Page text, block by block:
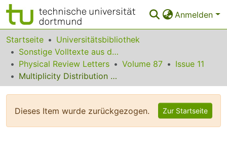
Anmelden
Bereiche & Sammlungen
Das gesamte Repositorium
Statistiken
Startseite
Universitätsbibliothek
Sonstige Volltexte aus dem Bibliotheksangebot
Physical Review Letters
Volume 87
Issue 11
Multiplicity Distribution and Spectra of Negatively Charged Hadrons in Au + Au Collisions at sqrt(sNN) = 130 GeV
Dieses Item wurde zurückgezogen. Zur Startseite